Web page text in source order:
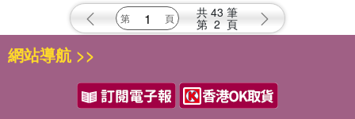
共 43 筆
第 2 頁
網站導航 >>